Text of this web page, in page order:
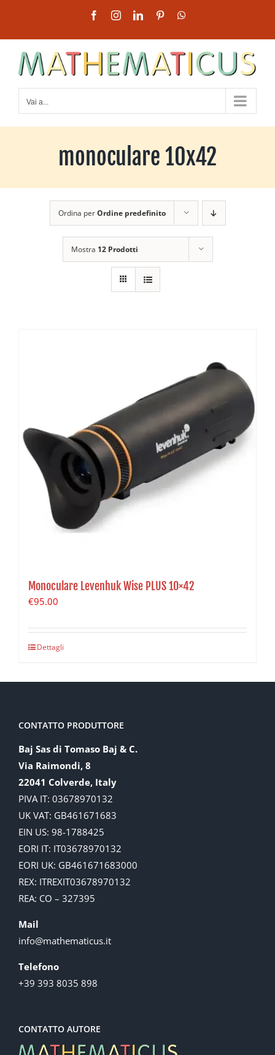
contenuto
FacebookInstagramLinkedInPinterest
Vai a...
monoculare 10x42
Ordina perOrdine predefinito
Mostra 12 Prodotti
Monoculare Levenhuk Wise PLUS 10×42
€95.00
Dettagli
CONTATTO PRODUTTORE
Baj Sas di Tomaso Baj & C.
Via Raimondi, 8
22041 Colverde, Italy
PIVA IT: 03678970132
UK VAT: GB461671683
EIN US: 98-1788425
EORI IT: IT03678970132
EORI UK: GB461671683000
REX: ITREXIT03678970132
REA: CO – 327395
Mail
info@mathematicus.it
Telefono
+39 393 8035 898
CONTATTO AUTORE